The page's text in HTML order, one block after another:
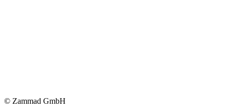
© Zammad GmbH